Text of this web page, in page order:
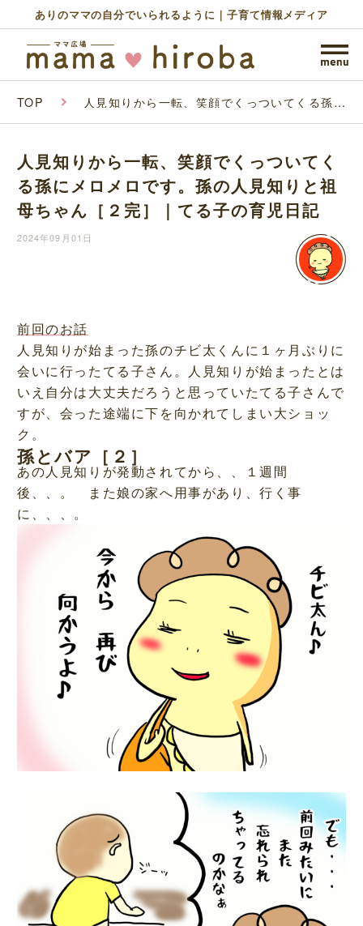
ありのママの自分でいられるように｜子育て情報メディア
TOP 人見知りから一転、笑顔でくっついてくる孫に
完］｜てる子の育児日記
人見知りから一転、笑顔でくっついてく
る孫にメロメロです。孫の人見知りと祖
母ちゃん［２完］｜てる子の育児日記
2024年09月01日
前回のお話
人見知りが始まった孫のチビ太くんに１ヶ月ぶりに
会いに行ったてる子さん。人見知りが始まったとは
いえ自分は大丈夫だろうと思っていたてる子さんで
すが、会った途端に下を向かれてしまい大ショッ
ク。
孫とバア［２］
あの人見知りが発動されてから、、１週間
後、、。 また娘の家へ用事があり、行く事
に、、、。